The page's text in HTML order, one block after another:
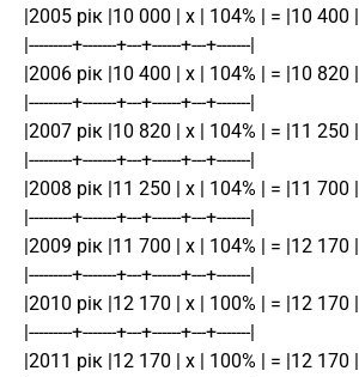
|2005 рік |10 000 | х | 104% | = |10 400 |
|---------+-------+---+------+---+-------|
|2006 рік |10 400 | х | 104% | = |10 820 |
|---------+-------+---+------+---+-------|
|2007 рік |10 820 | х | 104% | = |11 250 |
|---------+-------+---+------+---+-------|
|2008 рік |11 250 | х | 104% | = |11 700 |
|---------+-------+---+------+---+-------|
|2009 рік |11 700 | х | 104% | = |12 170 |
|---------+-------+---+------+---+-------|
|2010 рік |12 170 | х | 100% | = |12 170 |
|---------+-------+---+------+---+-------|
|2011 рік |12 170 | х | 100% | = |12 170 |